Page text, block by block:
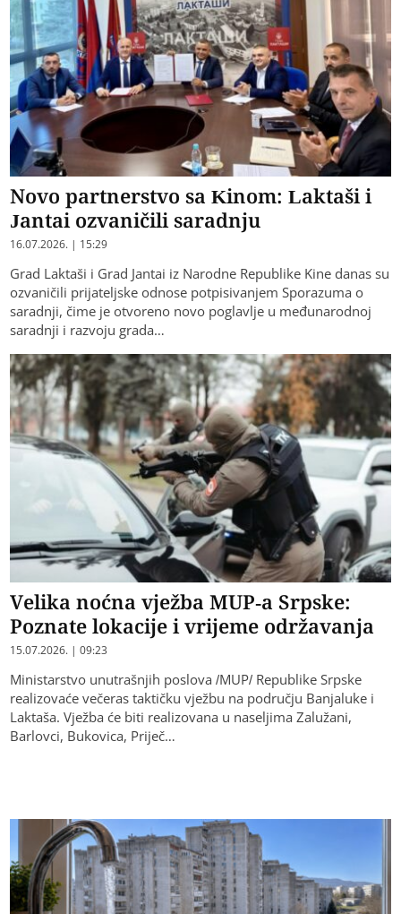
Novo partnerstvo sa Kinom: Laktaši i
Jantai ozvaničili saradnju
16.07.2026. | 15:29
Grad Laktaši i Grad Jantai iz Narodne Republike Kine danas su
ozvaničili prijateljske odnose potpisivanjem Sporazuma o
saradnji, čime je otvoreno novo poglavlje u međunarodnoj
saradnji i razvoju grada…
Velika noćna vježba MUP-a Srpske:
Poznate lokacije i vrijeme održavanja
15.07.2026. | 09:23
Ministarstvo unutrašnjih poslova /MUP/ Republike Srpske
realizovaće večeras taktičku vježbu na području Banjaluke i
Laktaša. Vježba će biti realizovana u naseljima Zalužani,
Barlovci, Bukovica, Priječ…